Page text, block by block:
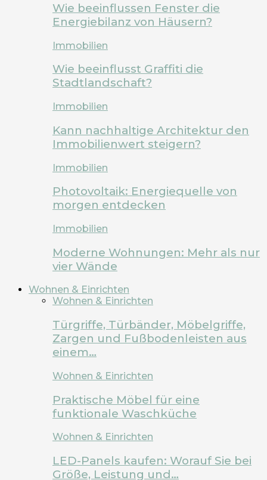
Wie beeinflussen Fenster die
Energiebilanz von Häusern?
Immobilien
Wie beeinflusst Graffiti die
Stadtlandschaft?
Immobilien
Kann nachhaltige Architektur den
Immobilienwert steigern?
Immobilien
Photovoltaik: Energiequelle von
morgen entdecken
Immobilien
Moderne Wohnungen: Mehr als nur
vier Wände
Wohnen & Einrichten
Wohnen & Einrichten
Türgriffe, Türbänder, Möbelgriffe,
Zargen und Fußbodenleisten aus
einem…
Wohnen & Einrichten
Praktische Möbel für eine
funktionale Waschküche
Wohnen & Einrichten
LED-Panels kaufen: Worauf Sie bei
Größe, Leistung und…